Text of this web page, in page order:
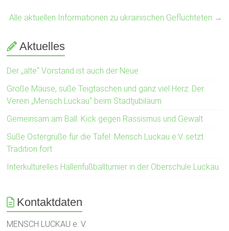
Alle aktuellen Informationen zu ukrainischen Geflüchteten →
Aktuelles
Der „alte“ Vorstand ist auch der Neue
Große Mäuse, süße Teigtaschen und ganz viel Herz: Der
Verein „Mensch Luckau“ beim Stadtjubiläum
Gemeinsam am Ball: Kick gegen Rassismus und Gewalt
Süße Ostergrüße für die Tafel: Mensch Luckau e.V. setzt
Tradition fort
Interkulturelles Hallenfußballturnier in der Oberschule Luckau
Kontaktdaten
MENSCH LUCKAU e. V.